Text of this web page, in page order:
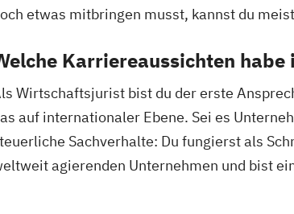
etwas mitbringen musst, kannst du
Karriereaussichten habe
Wirtschaftsjurist bist du der erste
auf internationaler Ebene. Sei es
Sachverhalte: Du fungierst als
agierenden Unternehmen und bist